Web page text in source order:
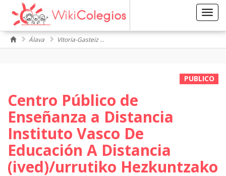
Álava Vitoria-Gasteiz
PUBLICO
Centro Público de
Enseñanza a Distancia
Instituto Vasco De
Educación A Distancia
(ived)/urrutiko Hezkuntzako